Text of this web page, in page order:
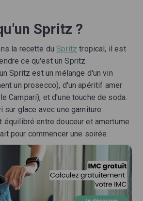
Spritz ?
la recette du Spritz tropical, il est
ce qu'est un Spritz.
Spritz est un mélange d'un vin
un prosecco), d'un apéritif amer
Campari), et d'une touche de soda.
sur glace avec une garniture
équilibré entre douceur et amertume
pour commencer une soirée.